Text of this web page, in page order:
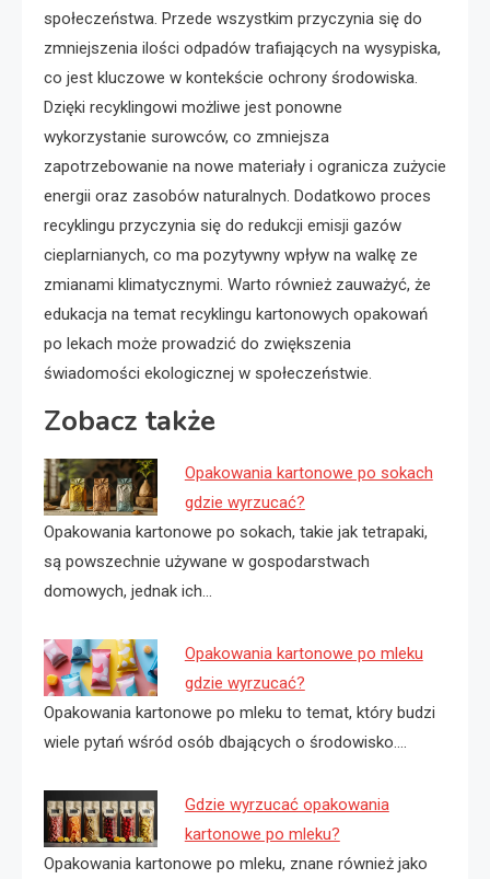
społeczeństwa. Przede wszystkim przyczynia się do
zmniejszenia ilości odpadów trafiających na wysypiska,
co jest kluczowe w kontekście ochrony środowiska.
Dzięki recyklingowi możliwe jest ponowne
wykorzystanie surowców, co zmniejsza
zapotrzebowanie na nowe materiały i ogranicza zużycie
energii oraz zasobów naturalnych. Dodatkowo proces
recyklingu przyczynia się do redukcji emisji gazów
cieplarnianych, co ma pozytywny wpływ na walkę ze
zmianami klimatycznymi. Warto również zauważyć, że
edukacja na temat recyklingu kartonowych opakowań
po lekach może prowadzić do zwiększenia
świadomości ekologicznej w społeczeństwie.
Zobacz także
Opakowania kartonowe po sokach
gdzie wyrzucać?
Opakowania kartonowe po sokach, takie jak tetrapaki,
są powszechnie używane w gospodarstwach
domowych, jednak ich…
Opakowania kartonowe po mleku
gdzie wyrzucać?
Opakowania kartonowe po mleku to temat, który budzi
wiele pytań wśród osób dbających o środowisko.…
Gdzie wyrzucać opakowania
kartonowe po mleku?
Opakowania kartonowe po mleku, znane również jako